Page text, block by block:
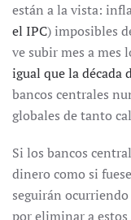
están a la vista:
el IPC) imposibles
ve subir mes a mes
igual que la década
bancos centrales
globales de tanto
Si los bancos
dinero como si
seguirán
por eliminar a